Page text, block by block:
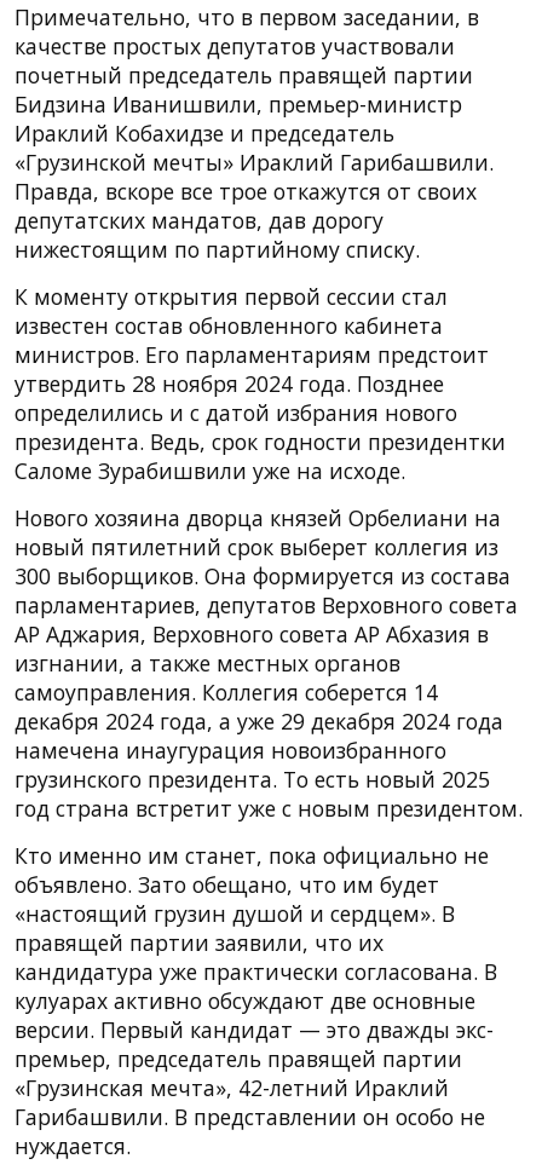
Примечательно, что в первом заседании, в
качестве простых депутатов участвовали
почетный председатель правящей партии
Бидзина Иванишвили, премьер-министр
Ираклий Кобахидзе и председатель
«Грузинской мечты» Ираклий Гарибашвили.
Правда, вскоре все трое откажутся от своих
депутатских мандатов, дав дорогу
нижестоящим по партийному списку.
К моменту открытия первой сессии стал
известен состав обновленного кабинета
министров. Его парламентариям предстоит
утвердить 28 ноября 2024 года. Позднее
определились и с датой избрания нового
президента. Ведь, срок годности президентки
Саломе Зурабишвили уже на исходе.
Нового хозяина дворца князей Орбелиани на
новый пятилетний срок выберет коллегия из
300 выборщиков. Она формируется из состава
парламентариев, депутатов Верховного совета
АР Аджария, Верховного совета АР Абхазия в
изгнании, а также местных органов
самоуправления. Коллегия соберется 14
декабря 2024 года, а уже 29 декабря 2024 года
намечена инаугурация новоизбранного
грузинского президента. То есть новый 2025
год страна встретит уже с новым президентом.
Кто именно им станет, пока официально не
объявлено. Зато обещано, что им будет
«настоящий грузин душой и сердцем». В
правящей партии заявили, что их
кандидатура уже практически согласована. В
кулуарах активно обсуждают две основные
версии. Первый кандидат — это дважды экс-
премьер, председатель правящей партии
«Грузинская мечта», 42-летний Ираклий
Гарибашвили. В представлении он особо не
нуждается.